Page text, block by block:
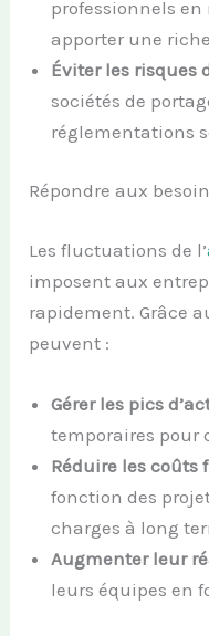
professionnels
apporter une
Éviter les risques
sociétés de
réglementations
Répondre aux
Les fluctuations de l’
imposent aux
rapidement. Grâce
peuvent :
Gérer les pics
temporaires pour
Réduire les coûts
fonction des
charges à long
Augmenter leur
leurs équipes en